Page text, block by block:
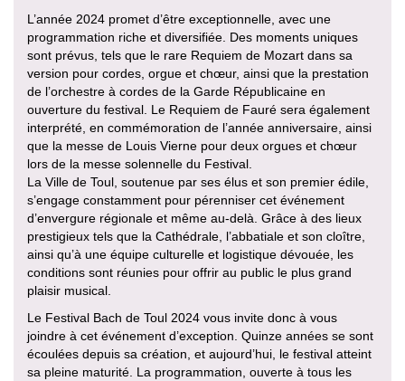
L’année 2024 promet d’être exceptionnelle, avec une
programmation riche et diversifiée. Des moments uniques
sont prévus, tels que le rare Requiem de Mozart dans sa
version pour cordes, orgue et chœur, ainsi que la prestation
de l’orchestre à cordes de la Garde Républicaine en
ouverture du festival. Le Requiem de Fauré sera également
interprété, en commémoration de l’année anniversaire, ainsi
que la messe de Louis Vierne pour deux orgues et chœur
lors de la messe solennelle du Festival.
La Ville de Toul, soutenue par ses élus et son premier édile,
s’engage constamment pour pérenniser cet événement
d’envergure régionale et même au-delà. Grâce à des lieux
prestigieux tels que la Cathédrale, l’abbatiale et son cloître,
ainsi qu’à une équipe culturelle et logistique dévouée, les
conditions sont réunies pour offrir au public le plus grand
plaisir musical.
Le Festival Bach de Toul 2024 vous invite donc à vous
joindre à cet événement d’exception. Quinze années se sont
écoulées depuis sa création, et aujourd’hui, le festival atteint
sa pleine maturité. La programmation, ouverte à tous les